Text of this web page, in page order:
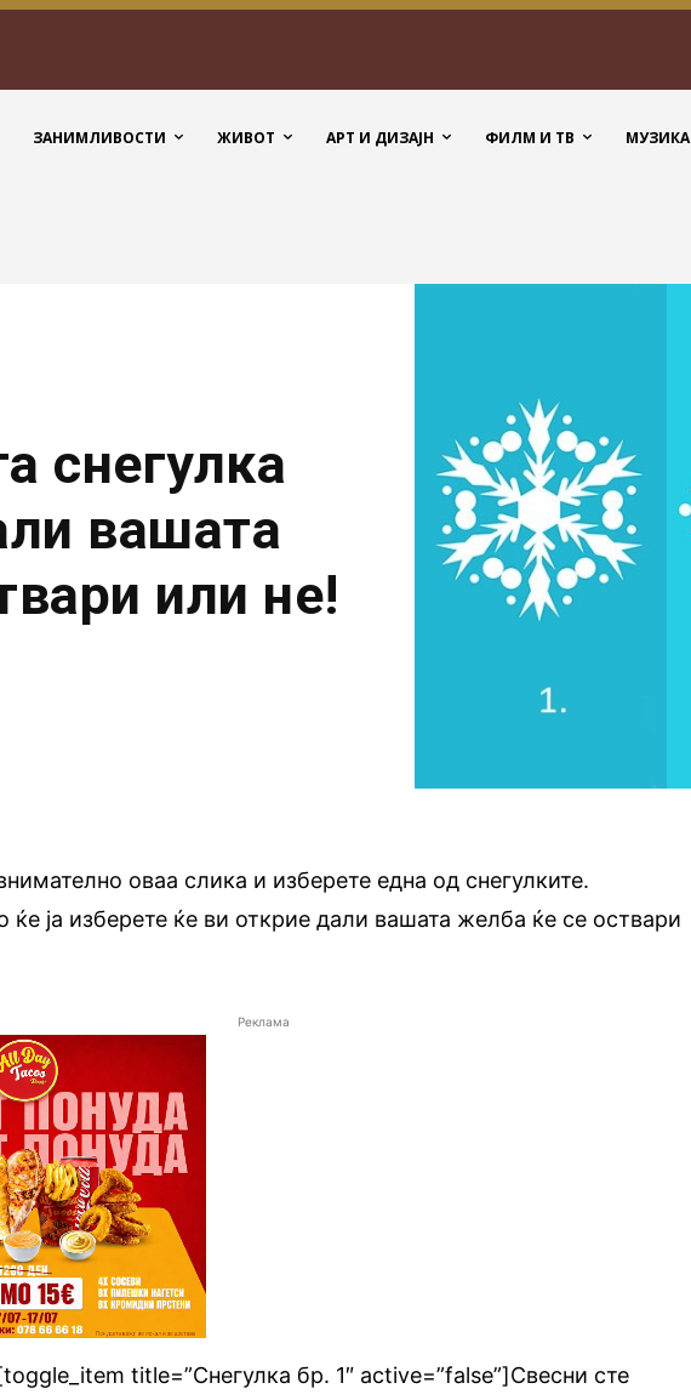
ЗАНИМЛИВОСТИ ЖИВОТ АРТ И ДИЗАЈН ФИЛМ И ТВ МУЗИКА
снегулка
вашата
или не!
оваа слика и изберете една од снегулките.
ќе ја изберете ќе ви открие дали вашата желба ќе се оствари
Реклама
title=”Снегулка бр. 1″ active=”false”]Свесни сте